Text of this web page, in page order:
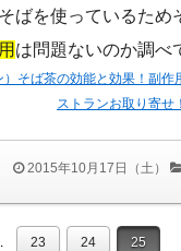
ばを使っているため
は問題ないのか調べ
）そば茶の効能と効果！副作
ストランお取り寄
2015年10月17日（土）
23 24 25